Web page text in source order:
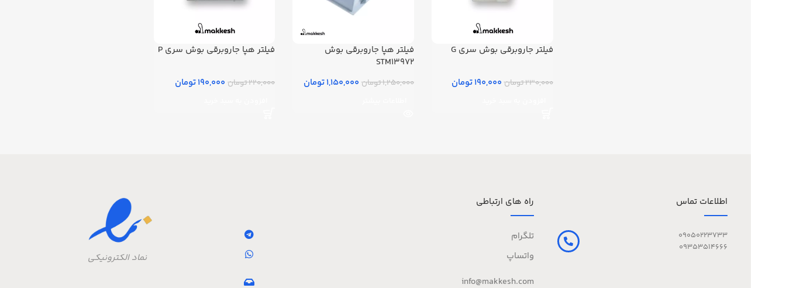
فیلتر جاروبرقی بوش سری G
230,000 تومان 190,000 تومان
فیلتر هپا جاروبرقی بوش
STM13972
1,250,000 تومان 1,150,000 تومان
فیلتر هپا جاروبرقی بوش سری P
220,000 تومان 190,000 تومان
اطلاعات تماس
09050223733
09353514666
راه های ارتباطی
تلگرام
واتساپ
info@makkesh.com
نماد الکترونیکی